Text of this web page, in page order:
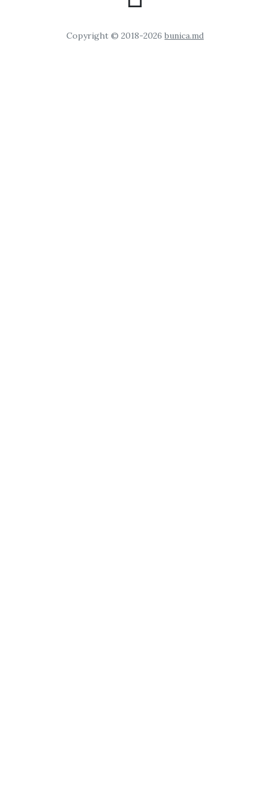
Copyright © 2018-2026 bunica.md